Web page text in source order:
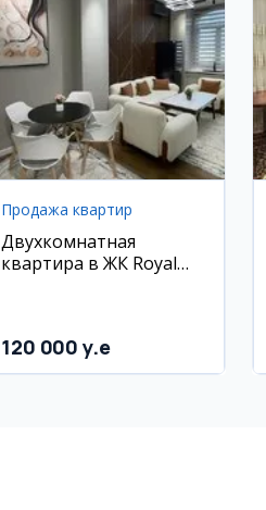
Продажа квартир
Двухкомнатная
квартира в ЖК Royal
120 000 y.e